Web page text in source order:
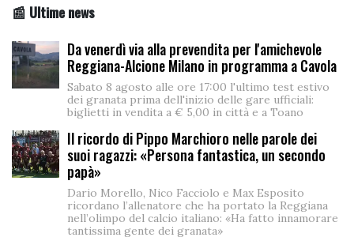
📰 Ultime news
Da venerdì via alla prevendita per l'amichevole
Reggiana-Alcione Milano in programma a Cavola
Sabato 8 agosto alle ore 17:00 l'ultimo test estivo
dei granata prima dell'inizio delle gare ufficiali:
biglietti in vendita a € 5,00 in città e a Toano
Il ricordo di Pippo Marchioro nelle parole dei
suoi ragazzi: «Persona fantastica, un secondo
papà»
Dario Morello, Nico Facciolo e Max Esposito
ricordano l’allenatore che ha portato la Reggiana
nell’olimpo del calcio italiano: «Ha fatto innamorare
tantissima gente dei granata»